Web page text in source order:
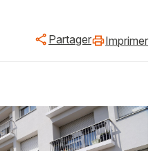
Partager Imprimer